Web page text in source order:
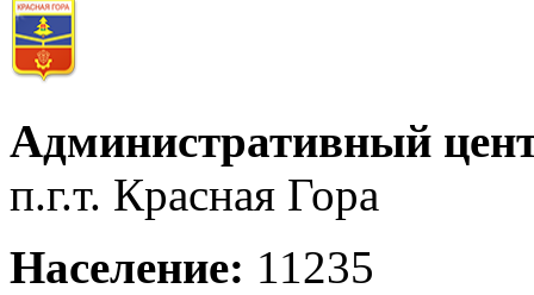
Административный
п.г.т. Красная Гора
Население: 11235